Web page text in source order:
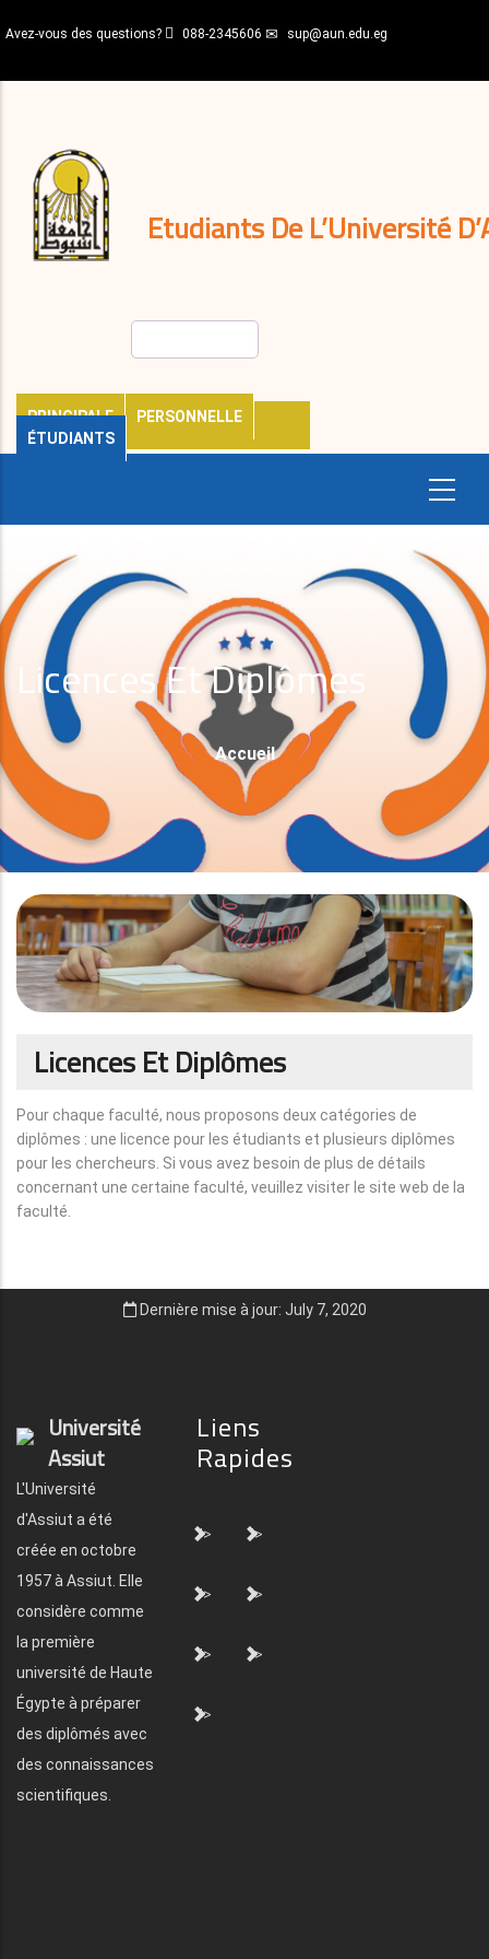
au
principal
Avez-vous des questions? 088-2345606 sup@aun.edu.eg
Etudiants De L’Université
PRINCIPALE
PERSONNELLE
ÉTUDIANTS
décisions
Expatriés
Journal
Licences Et Diplômes
Fil
D'Ariane
Accueil
Licences Et Diplômes
Pour chaque faculté, nous proposons deux catégories de
diplômes : une licence pour les étudiants et plusieurs diplômes
pour les chercheurs. Si vous avez besoin de plus de détails
concernant une certaine faculté, veuillez visiter le site web de la
faculté.
Dernière mise à jour: July 7, 2020
Université
Assiut
L'Université
d'Assiut a été
créée en octobre
1957 à Assiut. Elle
considère comme
la première
université de Haute
Égypte à préparer
des diplômés avec
des connaissances
scientifiques.
Liens
Rapides
"> ">
"> ">
"> ">
">